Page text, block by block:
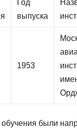
Год
выпуска
1953
обучения были